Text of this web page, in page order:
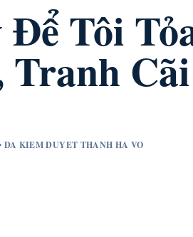
Tôi
Tranh
DA KIEM DUYET THANH HA VO